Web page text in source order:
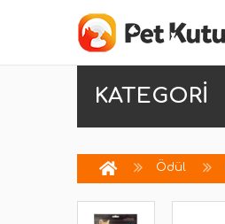
KATEGORİ
Ödül